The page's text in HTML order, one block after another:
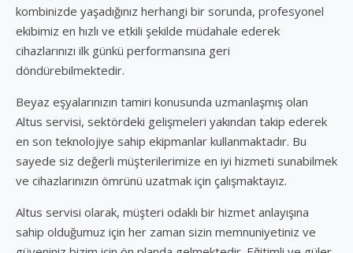
kombinizde yaşadığınız herhangi bir sorunda, profesyonel
ekibimiz en hızlı ve etkili şekilde müdahale ederek
cihazlarınızı ilk günkü performansına geri
döndürebilmektedir.
Beyaz eşyalarınızın tamiri konusunda uzmanlaşmış olan
Altus servisi, sektördeki gelişmeleri yakından takip ederek
en son teknolojiye sahip ekipmanlar kullanmaktadır. Bu
sayede siz değerli müşterilerimize en iyi hizmeti sunabilmek
ve cihazlarınızın ömrünü uzatmak için çalışmaktayız.
Altus servisi olarak, müşteri odaklı bir hizmet anlayışına
sahip olduğumuz için her zaman sizin memnuniyetiniz ve